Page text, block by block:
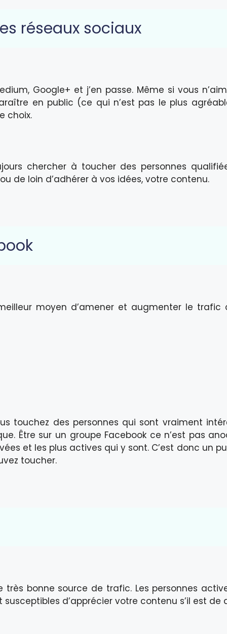
réseaux sociaux
Google+ et j’en passe. Même si vous
en public (ce qui n’est pas le plus
choix.
chercher à toucher des personnes
de loin d’adhérer à vos idées, votre contenu.
moyen d’amener et augmenter le trafic
touchez des personnes qui sont vraiment
Être sur un groupe Facebook ce n’est pas
et les plus actives qui y sont. C’est donc un
toucher.
bonne source de trafic. Les personnes
d’apprécier votre contenu s’il est de